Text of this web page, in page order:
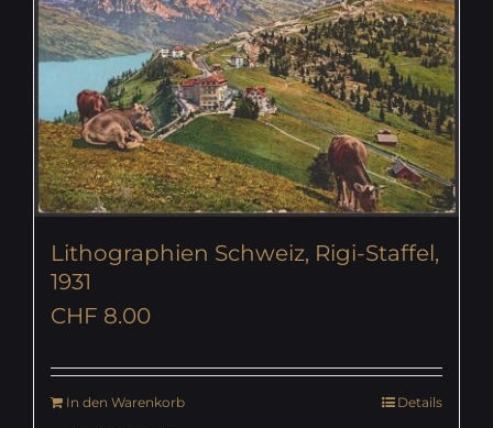
Lithographien Schweiz, Rigi-Staffel,
1931
CHF 8.00
In den Warenkorb
Details